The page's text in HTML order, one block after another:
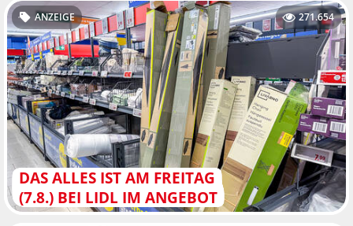
DAS ALLES IST AM FREITAG
(7.8.) BEI LIDL IM ANGEBOT
ANZEIGE 271.654